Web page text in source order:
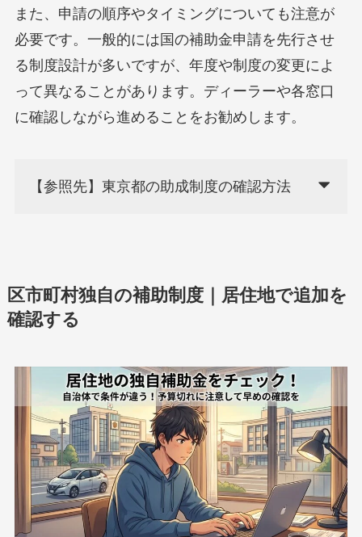
また、申請の順序やタイミングについても注意が
必要です。一般的には国の補助金申請を先行させ
る制度設計が多いですが、年度や制度の変更によ
って異なることがあります。ディーラーや各窓口
に確認しながら進めることをお勧めします。
【参照先】東京都の助成制度の確認方法
区市町村独自の補助制度｜居住地で追加を
確認する